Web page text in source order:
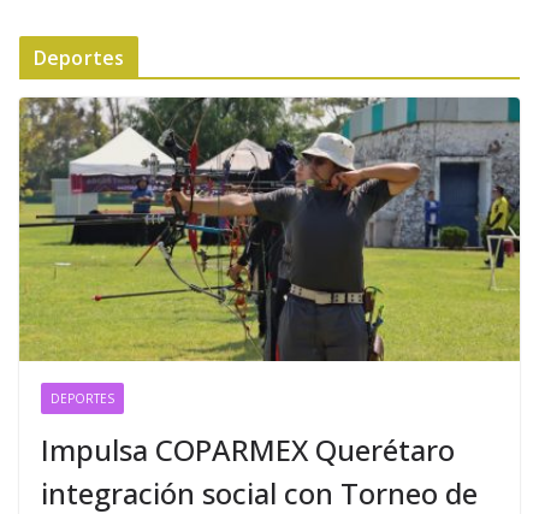
Deportes
DEPORTES
Impulsa COPARMEX Querétaro
integración social con Torneo de